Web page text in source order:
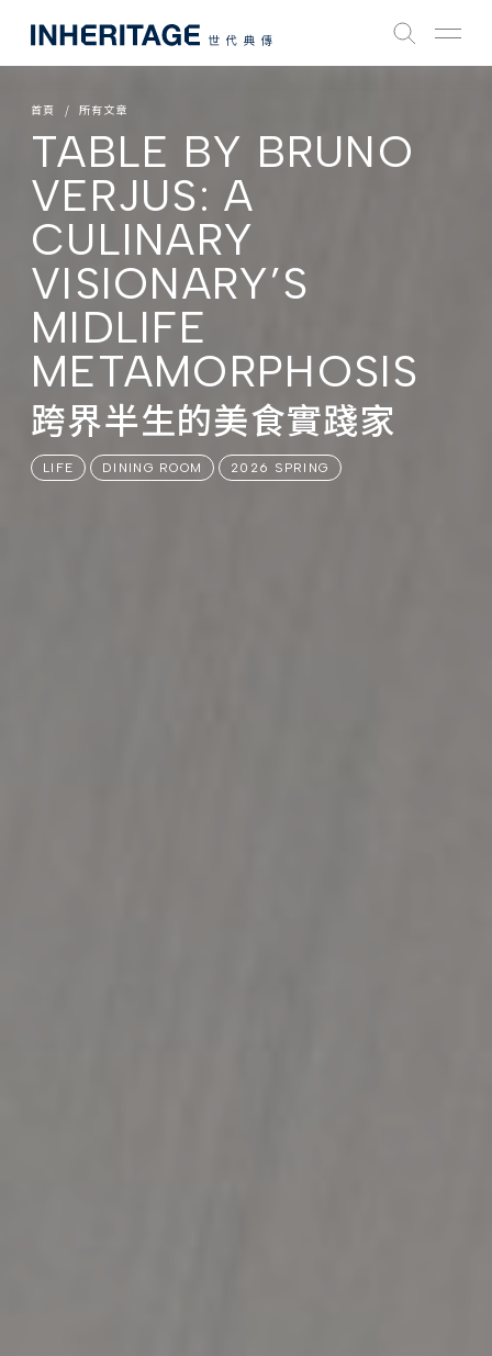
首頁 所有文章
TABLE BY BRUNO
VERJUS: A
CULINARY
VISIONARY’S
MIDLIFE
METAMORPHOSIS
跨界半生的美食實踐家
LIFE DINING ROOM 2026 SPRING